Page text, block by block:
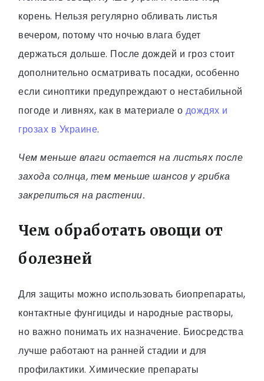
корень. Нельзя регулярно обливать листья
вечером, потому что ночью влага будет
держаться дольше. После дождей и гроз стоит
дополнительно осматривать посадки, особенно
если синоптики предупреждают о нестабильной
погоде и ливнях, как в материале о дождях и
грозах в Украине.
Чем меньше влаги остается на листьях после
захода солнца, тем меньше шансов у грибка
закрепиться на растении.
Чем обработать овощи от
болезней
Для защиты можно использовать биопрепараты,
контактные фунгициды и народные растворы,
но важно понимать их назначение. Биосредства
лучше работают на ранней стадии и для
профилактики. Химические препараты